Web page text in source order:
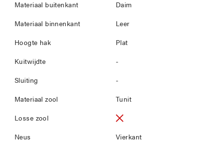
Materiaal buitenkant Daim
Materiaal binnenkant Leer
Hoogte hak Plat
Kuitwijdte -
Sluiting -
Materiaal zool Tunit
Losse zool
Neus Vierkant